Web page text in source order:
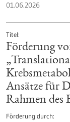
01.06.2026
Titel
Förderung
Ansätze für
Rahmen
Förderung durch